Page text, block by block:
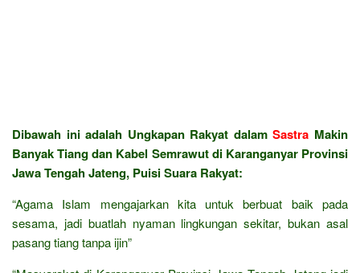
Dibawah ini adalah Ungkapan Rakyat dalamSastra Makin
Banyak Tiang dan Kabel Semrawut di Karanganyar Provinsi
Jawa Tengah Jateng, Puisi Suara Rakyat:
“Agama Islam mengajarkan kita untuk berbuat baik pada
sesama, jadi buatlah nyaman lingkungan sekitar, bukan asal
pasang tiang tanpa ijin”